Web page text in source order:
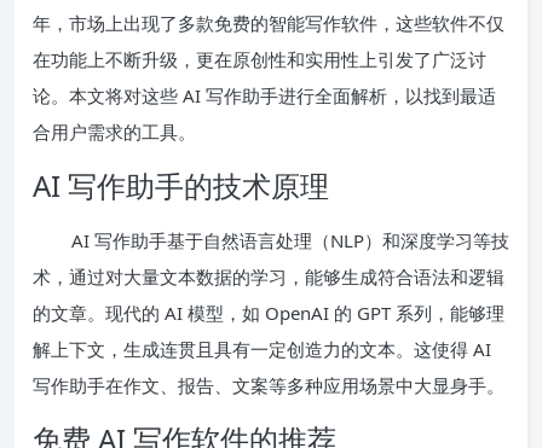
年，市场上出现了多款免费的智能写作软件，这些软件不仅
在功能上不断升级，更在原创性和实用性上引发了广泛讨
论。本文将对这些 AI 写作助手进行全面解析，以找到最适
合用户需求的工具。
AI 写作助手的技术原理
AI 写作助手基于自然语言处理（NLP）和深度学习等技
术，通过对大量文本数据的学习，能够生成符合语法和逻辑
的文章。现代的 AI 模型，如 OpenAI 的 GPT 系列，能够理
解上下文，生成连贯且具有一定创造力的文本。这使得 AI
写作助手在作文、报告、文案等多种应用场景中大显身手。
免费 AI 写作软件的推荐